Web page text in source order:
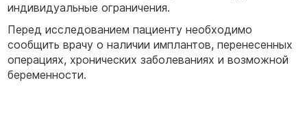
индивидуальные ограничения.
Перед исследованием пациенту необходимо
сообщить врачу о наличии имплантов, перенесенных
операциях, хронических заболеваниях и возможной
беременности.